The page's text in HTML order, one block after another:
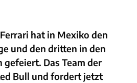
Ferrari hat in Mexiko den
und den dritten in den
Das Team der
Bull und fordert jetzt